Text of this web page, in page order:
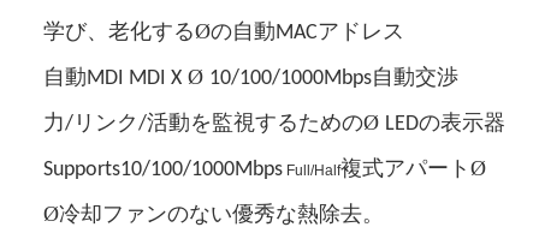
学び、老化するØの自動MACアドレス
自動MDI MDI X Ø 10/100/1000Mbps自動交渉
力/リンク/活動を監視するためのØ LEDの表示器
Supports10/100/1000Mbps Full/Half複式アパート Ø
Ø冷却ファンのない優秀な熱除去。